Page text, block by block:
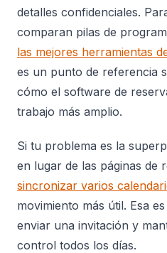
detalles confidenciales.
comparan pilas de
las mejores herramientas
es un punto de referencia
cómo el software de
trabajo más amplio.
Si tu problema es la
en lugar de las páginas de
sincronizar varios
movimiento más útil. Esa
enviar una invitación y
control todos los días.